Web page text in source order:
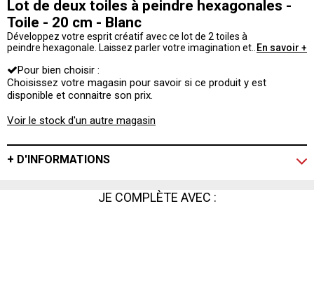
Lot de deux toiles à peindre hexagonales -
Toile - 20 cm - Blanc
Développez votre esprit créatif avec ce lot de 2 toiles à
peindre hexagonale. Laissez parler votre imagination et En savoir +
Pour bien choisir :
Choisissez votre magasin pour savoir si ce produit y est
disponible et connaitre son prix.
Voir le stock d'un autre magasin
+ D'INFORMATIONS
JE COMPLÈTE AVEC :